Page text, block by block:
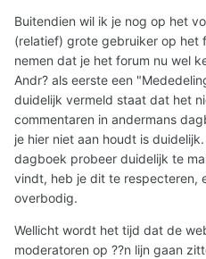
Buitendien wil ik je nog op het
(relatief) grote gebruiker op het
nemen dat je het forum nu wel
Andr? als eerste een
duidelijk vermeld staat dat het
commentaren in andermans
je hier niet aan houdt is
dagboek probeer duidelijk te
vindt, heb je dit te respecteren,
overbodig.
Wellicht wordt het tijd dat de
moderatoren op ??n lijn gaan